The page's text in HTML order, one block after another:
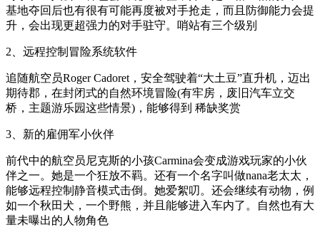
基地夺回后也有很有可能再度被对手抢走，而且防御能力会提
升，会出现更超强力的对手驻守。哨站有三个级别
2、远程控制冒险系统软件
追随航空员Roger Cadoret，安全驾驶着“大土豆”直升机，迈出
期待郡，在封闭式的自然环境冒险(有牢房，废旧汽车立交
桥，主题游乐园这些情景)，能够得到 稀缺奖赏
3、新的雇佣军小伙伴
前代中的航空员尼克斯的小孩Carmina会变成游戏玩家的小伙
伴之一。她是一个狂放不羁。还有一个名字叫做nana老太太，
能够远程控制静音模式击倒。她爱絮叨。还会继续有动物，例
如一个秋田犬，一个野熊，并且能够进入车内了。自然也有大
量未曝出的人物角色